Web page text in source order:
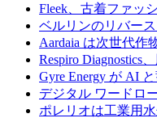
Fleek、古着ファッ
ベルリンのリバー
Aardaia は次世代作
Respiro Diagnostics
Gyre Energy が AI
デジタル ワードロ
ポレリオは工業用